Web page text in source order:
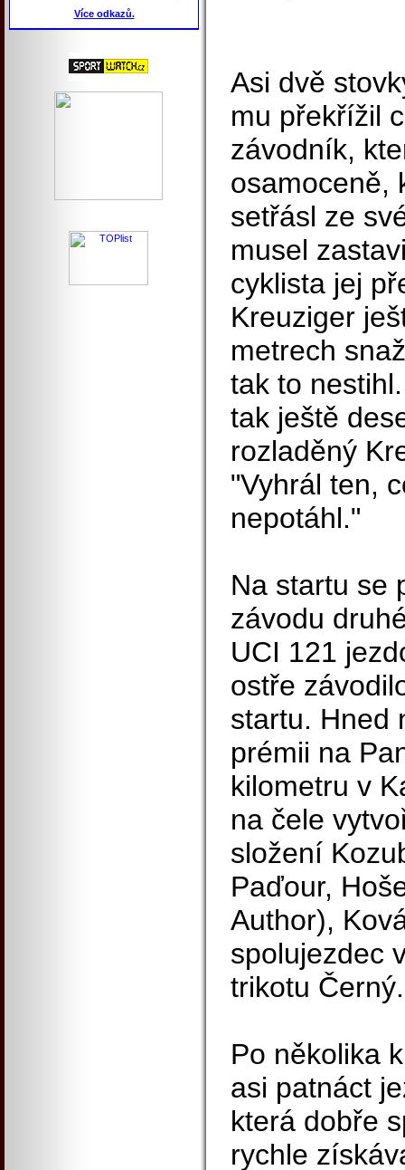
Více odkazů.
Asi dvě
mu překřížil
závodník,
osamoceně,
setřásl ze
musel
cyklista jej
Kreuziger
metrech
tak to
tak ještě
rozladěný
"Vyhrál ten,
nepotáhl."
Na startu se
závodu
UCI 121
ostře
startu. Hned
prémii na
kilometru v
na čele
složení
Paďour,
Author),
spolujezdec
trikotu Černý.
Po několika
asi patnáct
která dobře
rychle